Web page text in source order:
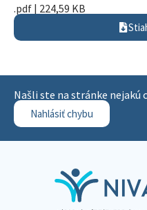
.pdf | 224,59 KB
Našli ste na stránke nejakú
Nahlásiť chybu